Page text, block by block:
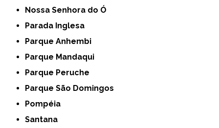
Nossa Senhora do Ó
Parada Inglesa
Parque Anhembi
Parque Mandaqui
Parque Peruche
Parque São Domingos
Pompéia
Santana